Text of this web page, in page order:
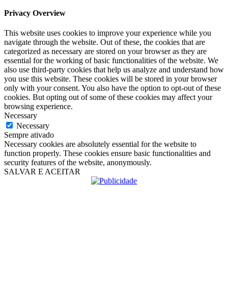
Privacy Overview
This website uses cookies to improve your experience while you
navigate through the website. Out of these, the cookies that are
categorized as necessary are stored on your browser as they are
essential for the working of basic functionalities of the website. We
also use third-party cookies that help us analyze and understand how
you use this website. These cookies will be stored in your browser
only with your consent. You also have the option to opt-out of these
cookies. But opting out of some of these cookies may affect your
browsing experience.
Necessary
Necessary
Sempre ativado
Necessary cookies are absolutely essential for the website to
function properly. These cookies ensure basic functionalities and
security features of the website, anonymously.
SALVAR E ACEITAR